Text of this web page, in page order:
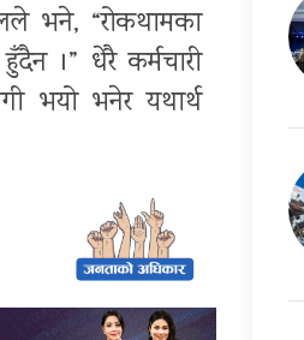
भने, “रोकथामका
।” धेरै कर्मचारी
भयो भनेर यथार्थ